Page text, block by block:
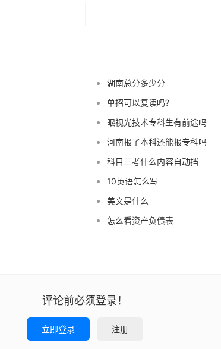
湖南总分多少分
单招可以复读吗?
眼视光技术专科生有前途吗
河南报了本科还能报专科吗
科目三考什么内容自动挡
10英语怎么写
美文是什么
怎么看资产负债表
评论前必须登录！
立即登录 注册